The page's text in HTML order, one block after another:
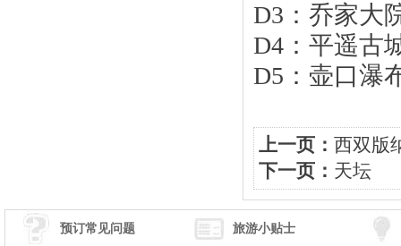
D3：乔家大
D4：平遥
D5：壶口瀑
上一页： 西双版
下一页： 天坛
预订常见问题 旅游小贴士